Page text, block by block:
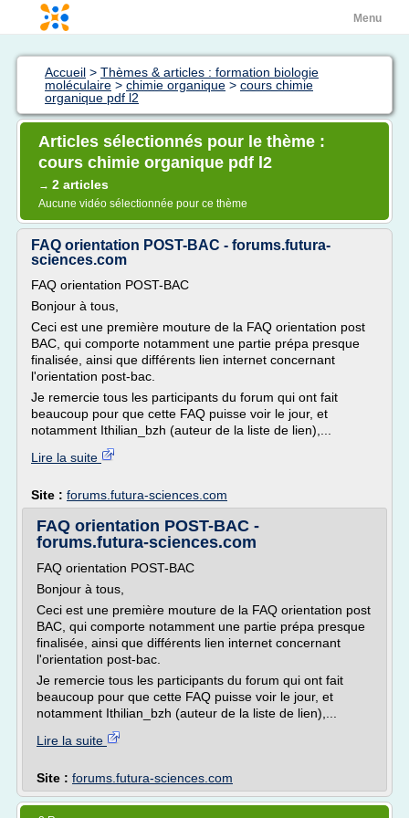
Menu
Accueil > Thèmes & articles : formation biologie
moléculaire > chimie organique > cours chimie
organique pdf l2
Articles sélectionnés pour le thème :
cours chimie organique pdf l2
→ 2 articles
Aucune vidéo sélectionnée pour ce thème
FAQ orientation POST-BAC - forums.futura-
sciences.com
FAQ orientation POST-BAC
Bonjour à tous,
Ceci est une première mouture de la FAQ orientation post
BAC, qui comporte notamment une partie prépa presque
finalisée, ainsi que différents lien internet concernant
l'orientation post-bac.
Je remercie tous les participants du forum qui ont fait
beaucoup pour que cette FAQ puisse voir le jour, et
notamment Ithilian_bzh (auteur de la liste de lien),...
Lire la suite
Site : forums.futura-sciences.com
FAQ orientation POST-BAC -
forums.futura-sciences.com
FAQ orientation POST-BAC
Bonjour à tous,
Ceci est une première mouture de la FAQ orientation post
BAC, qui comporte notamment une partie prépa presque
finalisée, ainsi que différents lien internet concernant
l'orientation post-bac.
Je remercie tous les participants du forum qui ont fait
beaucoup pour que cette FAQ puisse voir le jour, et
notamment Ithilian_bzh (auteur de la liste de lien),...
Lire la suite
Site : forums.futura-sciences.com